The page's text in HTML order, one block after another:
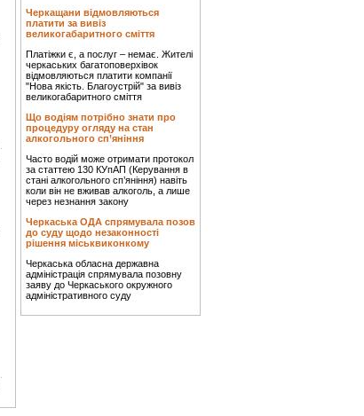
Черкащани відмовляються
платити за вивіз
великогабаритного сміття
Платіжки є, а послуг – немає. Жителі
черкаських багатоповерхівок
відмовляються платити компанії
"Нова якість. Благоустрій" за вивіз
великогабаритного сміття
Що водіям потрібно знати про
процедуру огляду на стан
алкогольного сп’яніння
Часто водій може отримати протокол
за статтею 130 КУпАП (Керування в
стані алкогольного сп’яніння) навіть
коли він не вживав алкоголь, а лише
через незнання закону
Черкаська ОДА спрямувала позов
до суду щодо незаконності
рішення міськвиконкому
Черкаська обласна державна
адміністрація спрямувала позовну
заяву до Черкаського окружного
адміністративного суду